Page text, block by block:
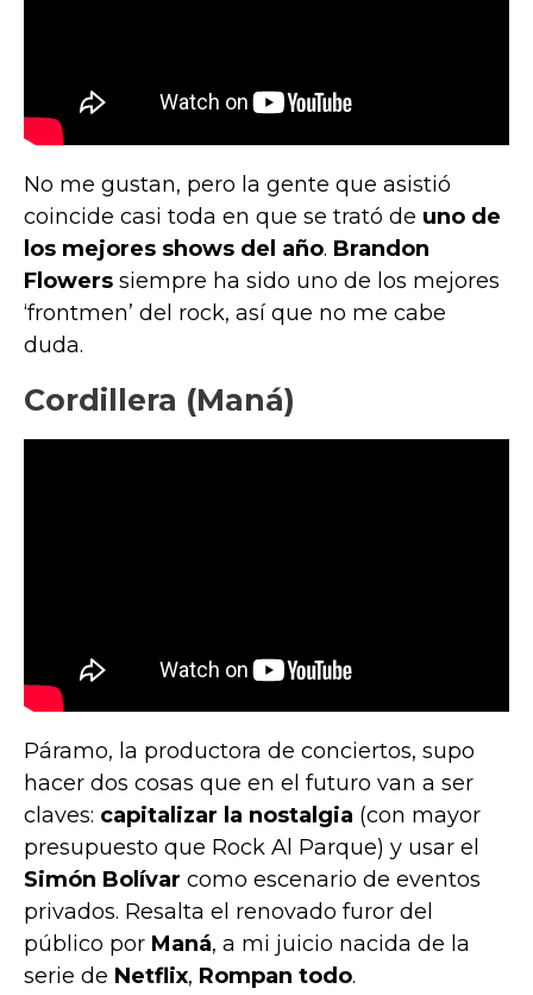
No me gustan, pero la gente que asistió
coincide casi toda en que se trató de uno de
los mejores shows del año. Brandon
Flowers siempre ha sido uno de los mejores
‘frontmen’ del rock, así que no me cabe
duda.
Cordillera (Maná)
Páramo, la productora de conciertos, supo
hacer dos cosas que en el futuro van a ser
claves: capitalizar la nostalgia (con mayor
presupuesto que Rock Al Parque) y usar el
Simón Bolívar como escenario de eventos
privados. Resalta el renovado furor del
público por Maná, a mi juicio nacida de la
serie de Netflix, Rompan todo.